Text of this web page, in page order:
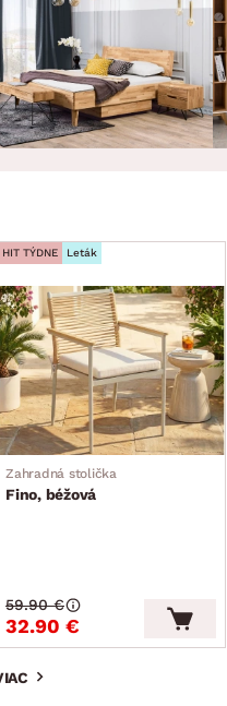
HIT TÝDNE Leták
Zahradná stolička
Fino, béžová
32.90 €
59.90 €